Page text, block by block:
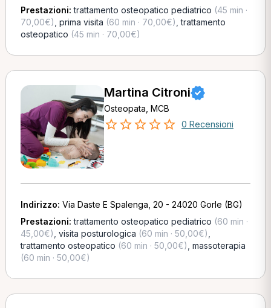
Prestazioni:trattamento osteopatico pediatrico (45 min ·
70,00€) prima visita (60 min · 70,00€) ,trattamento
osteopatico (45 min · 70,00€)
Martina Citroni
Osteopata, MCB
0 Recensioni
Indirizzo: Via Daste E Spalenga, 20 - 24020 Gorle (BG)
Prestazioni:trattamento osteopatico pediatrico (60 min ·
45,00€) visita posturologica (60 min · 50,00€)
trattamento osteopatico (60 min · 50,00€) massoterapia
(60 min · 50,00€)